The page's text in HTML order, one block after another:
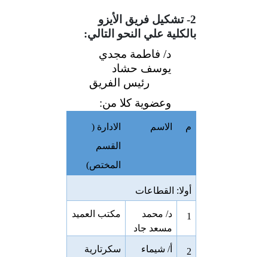
2- تشكيل فريق الأيزو
بالكلية علي النحو التالي:
د/ فاطمة مجدي
يوسف حشاد
رئيس الفريق
وعضوية كلا من:
م الاسم
الادارة (
القسم
المختص)
أولا: القطاعات
1
د/ محمد
مسعد جاد
مكتب العميد
2
أ/ شيماء
سكرتارية